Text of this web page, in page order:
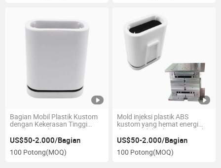
Bagian Mobil Plastik Kustom
dengan Kekerasan Tinggi
Cetakan Injeksi
US$50-2.000/Bagian
100 Potong(MOQ)
Mold injeksi plastik ABS
kustom yang hemat energi
dan ramah lingkungan untuk
aksesori
US$50-2.000/Bagian
100 Potong(MOQ)